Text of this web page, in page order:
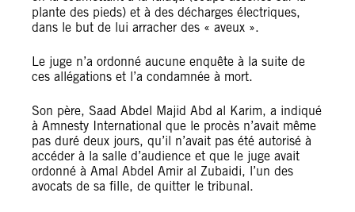
plante des pieds) et à des décharges électriques,
dans le but de lui arracher des « aveux ».
Le juge n’a ordonné aucune enquête à la suite de
ces allégations et l’a condamnée à mort.
Son père, Saad Abdel Majid Abd al Karim, a indiqué
à Amnesty International que le procès n’avait même
pas duré deux jours, qu’il n’avait pas été autorisé à
accéder à la salle d’audience et que le juge avait
ordonné à Amal Abdel Amir al Zubaidi, l’un des
avocats de sa fille, de quitter le tribunal.